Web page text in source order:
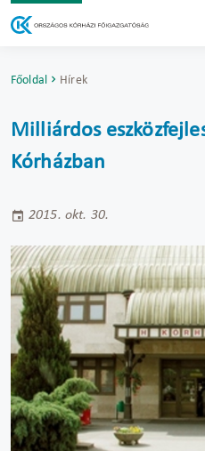
Főoldal Hírek
Milliárdos
Kórházban
2015. okt. 30.